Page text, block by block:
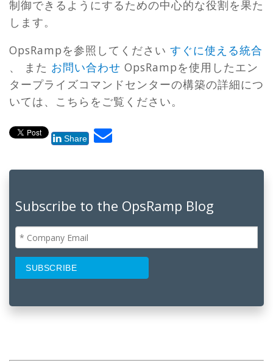
制御できるようにするための中心的な役割を果た
します。
OpsRampを参照してください すぐに使える統合
、 また お問い合わせ OpsRampを使用したエン
タープライズコマンドセンターの構築の詳細につ
いては、こちらをご覧ください。
Share
Subscribe to the OpsRamp Blog